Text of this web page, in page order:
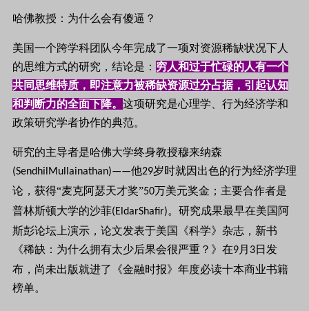
哈佛教授：为什么会有傻逼？
美国一个跨学科团队今年完成了一项对资源稀缺状况下人
的思维方式的研究，结论是： 穷人和过于忙碌的人有一个
共同思维特质，即注意力被稀缺资源过分占据，引起认知
和判断力的全面下降。 这项研究是心理学、行为经济学和
政策研究学者协作的典范。
研究的主导者是哈佛大学终身教授穆来纳森
(SendhilMullainathan)——他29岁时就因出色的行为经济学理
论，获得“麦克阿瑟天才奖”50万美元奖金；主要合作者是
普林斯顿大学的沙菲(EldarShafir)。研究成果最早在美国阿
斯彭论坛上演示，论文发表于美国《科学》杂志，新书
《稀缺：为什么拥有太少后果会很严重？》在9月 3日发
布，尚未出版就进了《金融时报》年度必读十本商业书籍
榜单。